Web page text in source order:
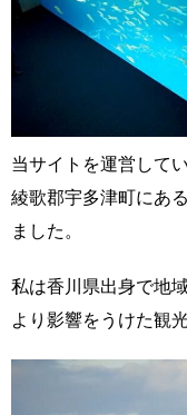
当サイトを運営して
綾歌郡宇多津町にあ
ました。
私は香川県出身で地
より影響をうけた観